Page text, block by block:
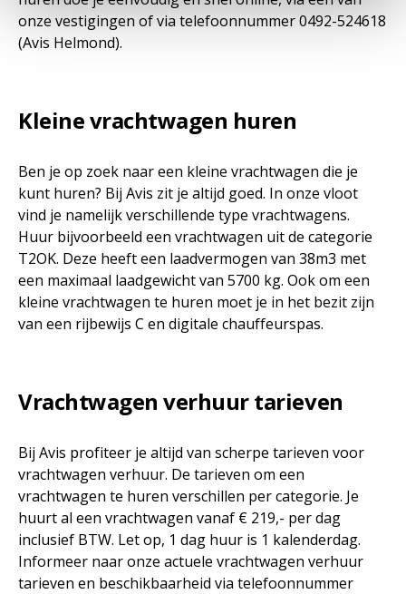
onze vestigingen of via telefoonnummer 0492-524618
(Avis Helmond).
Kleine vrachtwagen huren
Ben je op zoek naar een kleine vrachtwagen die je
kunt huren? Bij Avis zit je altijd goed. In onze vloot
vind je namelijk verschillende type vrachtwagens.
Huur bijvoorbeeld een vrachtwagen uit de categorie
T2OK. Deze heeft een laadvermogen van 38m3 met
een maximaal laadgewicht van 5700 kg. Ook om een
kleine vrachtwagen te huren moet je in het bezit zijn
van een rijbewijs C en digitale chauffeurspas.
Vrachtwagen verhuur tarieven
Bij Avis profiteer je altijd van scherpe tarieven voor
vrachtwagen verhuur. De tarieven om een
vrachtwagen te huren verschillen per categorie. Je
huurt al een vrachtwagen vanaf € 219,- per dag
inclusief BTW. Let op, 1 dag huur is 1 kalenderdag.
Informeer naar onze actuele vrachtwagen verhuur
tarieven en beschikbaarheid via telefoonnummer